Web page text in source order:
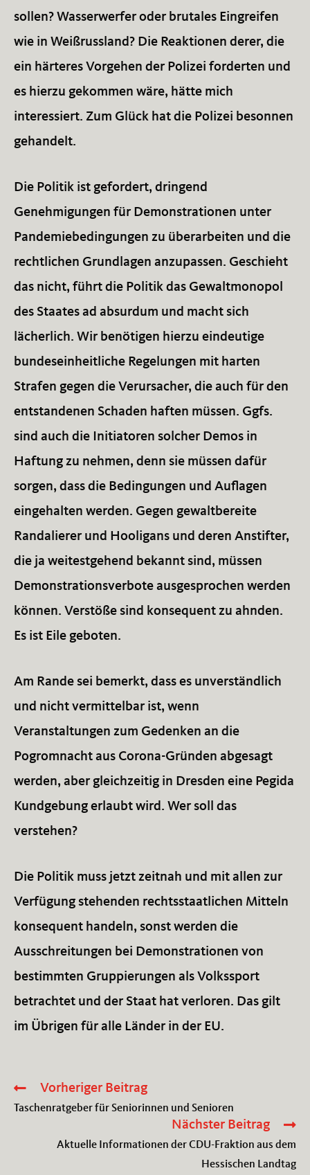
sollen? Wasserwerfer oder brutales Eingreifen
wie in Weißrussland? Die Reaktionen derer, die
ein härteres Vorgehen der Polizei forderten und
es hierzu gekommen wäre, hätte mich
interessiert. Zum Glück hat die Polizei besonnen
gehandelt.
Die Politik ist gefordert, dringend
Genehmigungen für Demonstrationen unter
Pandemiebedingungen zu überarbeiten und die
rechtlichen Grundlagen anzupassen. Geschieht
das nicht, führt die Politik das Gewaltmonopol
des Staates ad absurdum und macht sich
lächerlich. Wir benötigen hierzu eindeutige
bundeseinheitliche Regelungen mit harten
Strafen gegen die Verursacher, die auch für den
entstandenen Schaden haften müssen. Ggfs.
sind auch die Initiatoren solcher Demos in
Haftung zu nehmen, denn sie müssen dafür
sorgen, dass die Bedingungen und Auflagen
eingehalten werden. Gegen gewaltbereite
Randalierer und Hooligans und deren Anstifter,
die ja weitestgehend bekannt sind, müssen
Demonstrationsverbote ausgesprochen werden
können. Verstöße sind konsequent zu ahnden.
Es ist Eile geboten.
Am Rande sei bemerkt, dass es unverständlich
und nicht vermittelbar ist, wenn
Veranstaltungen zum Gedenken an die
Pogromnacht aus Corona-Gründen abgesagt
werden, aber gleichzeitig in Dresden eine Pegida
Kundgebung erlaubt wird. Wer soll das
verstehen?
Die Politik muss jetzt zeitnah und mit allen zur
Verfügung stehenden rechtsstaatlichen Mitteln
konsequent handeln, sonst werden die
Ausschreitungen bei Demonstrationen von
bestimmten Gruppierungen als Volkssport
betrachtet und der Staat hat verloren. Das gilt
im Übrigen für alle Länder in der EU.
Weitere
ansehen
Vorheriger Beitrag
Taschenratgeber für Seniorinnen und Senioren
Nächster Beitrag
Aktuelle Informationen der CDU-Fraktion aus dem
Hessischen Landtag